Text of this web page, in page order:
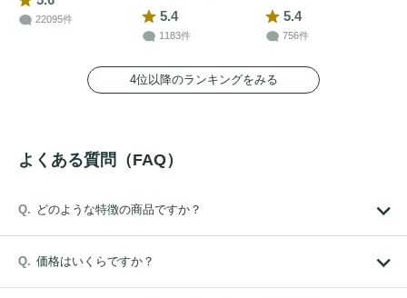
22095件 5.4
1183件
5.4
756件
4位以降のランキングをみる
よくある質問（FAQ）
どのような特徴の商品ですか？
価格はいくらですか？